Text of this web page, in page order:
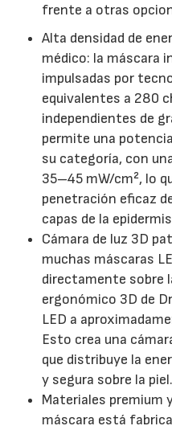
frente a otras
Alta densidad de
médico: la máscara
impulsadas por
equivalentes a 280
independientes de
permite una
su categoría, con
35–45 mW/cm², lo
penetración eficaz
capas de la
Cámara de luz 3D
muchas máscaras
directamente sobre
ergonómico 3D de
LED a
Esto crea una
que distribuye la
y segura sobre la piel.
Materiales premium
máscara está